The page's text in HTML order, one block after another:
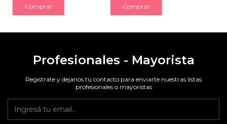
Profesionales - Mayorista
Registrate y dejanos tu contacto para enviarte nuestras listas
profesionales o mayoristas